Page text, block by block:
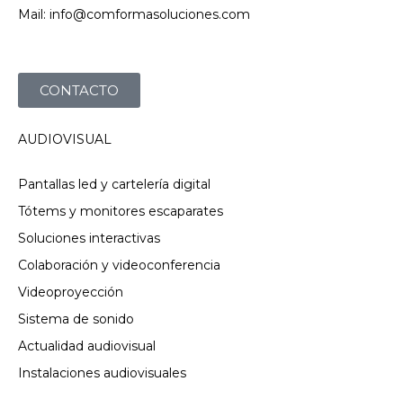
Mail: info@comformasoluciones.com
CONTACTO
AUDIOVISUAL
Pantallas led y cartelería digital
Tótems y monitores escaparates
Soluciones interactivas
Colaboración y videoconferencia
Videoproyección
Sistema de sonido
Actualidad audiovisual
Instalaciones audiovisuales